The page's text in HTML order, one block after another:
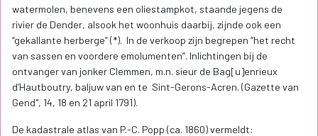
watermolen, benevens een oliestampkot, staande jegens de
rivier de Dender, alsook het woonhuis daarbij, zijnde ook een
“gekallante herberge” (*). In de verkoop zijn begrepen “het recht
van sassen en voordere emolumenten”. Inlichtingen bij de
ontvanger van jonker Clemmen, m.n. sieur de Bag[u]enrieux
d’Hautboutry, baljuw van en te Sint-Gerons-Acren. (Gazette van
Gend", 14, 18 en 21 april 1791).
De kadastrale atlas van P.-C. Popp (ca. 1860) vermeldt: